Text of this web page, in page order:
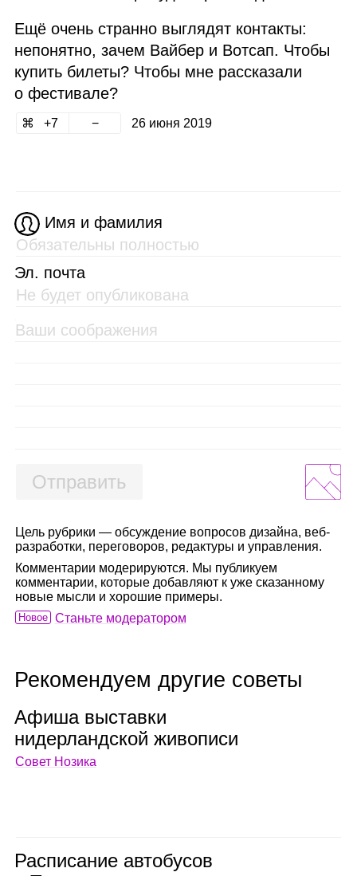
Ещё очень странно выглядят контакты:
непонятно, зачем Вайбер и Вотсап. Чтобы
купить билеты? Чтобы мне рассказали
о фестивале?
7 26 июня 2019
Имя и фамилия
Эл. почта
Отправить
Цель рубрики — обсуждение вопросов дизайна, веб-
разработки, переговоров, редактуры и управления.
Комментарии модерируются. Мы публикуем
комментарии, которые добавляют к уже сказанному
новые мысли и хорошие примеры.
Новое Станьте модератором
Рекомендуем другие советы
Афиша выставки
нидер­ланд­ской живо­писи
Совет Нозика
Рас­пи­са­ние авто­бу­сов